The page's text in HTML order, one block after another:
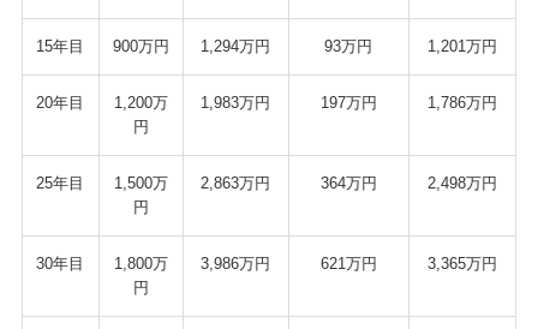
15年目 900万円 1,294万円 93万円 1,201万円
20年目
1,200万
円
1,983万円 197万円 1,786万円
25年目
1,500万
円
2,863万円 364万円 2,498万円
30年目
1,800万
円
3,986万円 621万円 3,365万円